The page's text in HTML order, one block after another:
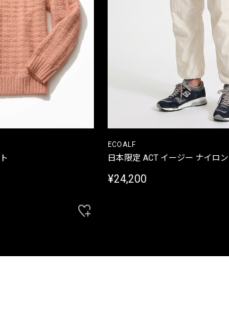
ECOALF
日本限定 ACT イージー ナイロ
¥24,200